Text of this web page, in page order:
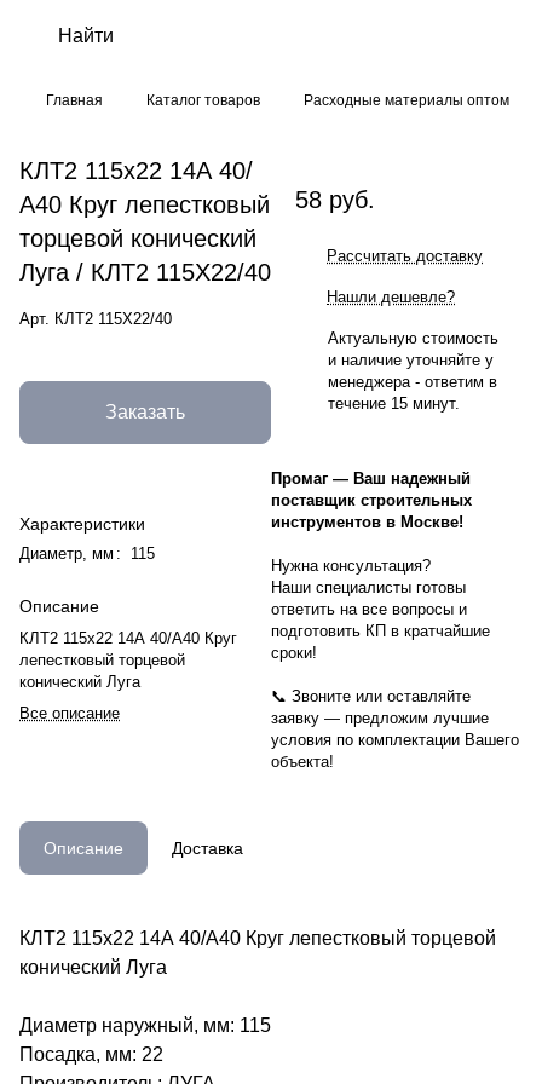
Главная Каталог товаров Расходные материалы оптом
КЛТ2 115х22 14А 40/
А40 Круг лепестковый
торцевой конический
Луга / КЛТ2 115Х22/40
Арт. КЛТ2 115Х22/40
Заказать
Характеристики
Диаметр, мм : 115
Описание
КЛТ2 115х22 14А 40/А40 Круг
лепестковый торцевой
конический Луга
Все описание
58 руб.
Рассчитать доставку
Нашли дешевле?
Актуальную стоимость
и наличие уточняйте у
менеджера - ответим в
течение 15 минут.
Промаг — Ваш надежный
поставщик строительных
инструментов в Москве!
Нужна консультация?
Наши специалисты готовы
ответить на все вопросы и
подготовить КП в кратчайшие
сроки!
📞 Звоните или оставляйте
заявку — предложим лучшие
условия по комплектации Вашего
объекта!
Описание Доставка
КЛТ2 115х22 14А 40/А40 Круг лепестковый торцевой
конический Луга
Диаметр наружный, мм: 115
Посадка, мм: 22